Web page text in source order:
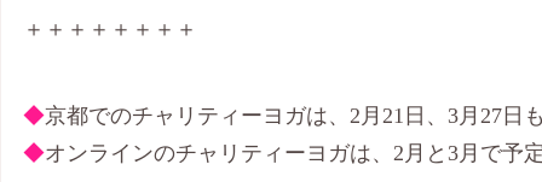
＋＋＋＋＋＋＋＋
◆京都でのチャリティーヨガは、2月21日、3月27日
◆オンラインのチャリティーヨガは、2月と3月で予